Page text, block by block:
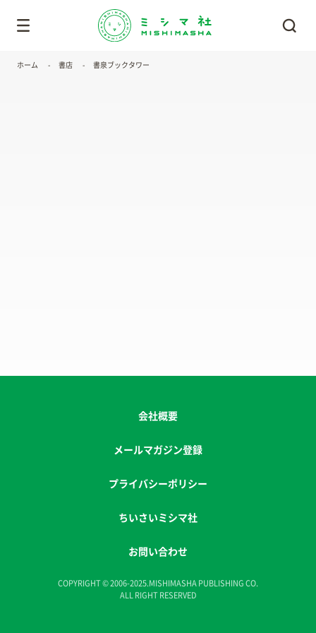
ホーム 書店 書泉ブックタワー
会社概要
メールマガジン登録
プライバシーポリシー
ちいさいミシマ社
お問い合わせ
COPYRIGHT © 2006-2025.MISHIMASHA PUBLISHING CO.
ALL RIGHT RESERVED